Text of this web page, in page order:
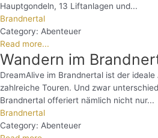
Hauptgondeln, 13 Liftanlagen und...
Brandnertal
Category: Abenteuer
Read more...
Wandern im
DreamAlive im Brandnertal ist der
zahlreiche Touren. Und zwar
Brandnertal offeriert nämlich nicht nur...
Brandnertal
Category: Abenteuer